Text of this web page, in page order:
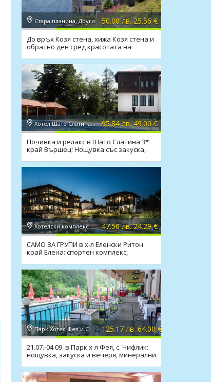
Стара планина, Други 50.00 лв. 25.56 €
До връх Козя стена, хижа Козя стена и
обратно ден сред красотата на
Хотел Шато Слатина, Вършец 95.84 лв. 49.00 €
Почивка и релакс в Шато Слатина 3*
край Вършец! Нощувка със закуска,
вечеря, басейн
Хотелски комплекс Еленски Ритон 2*, Елена 47.50 лв. 24.29 €
САМО ЗА ГРУПИ в х-л Еленски Ритон
край Елена: спортен комплекс,
закуска, вечеря, басейни
Парк Хотел Фея и СПА 3*, Троян 125.17 лв. 64.00 €
21.07.-04.09. в Парк х-л Фея, с. Чифлик:
нощувка, закуска и вечеря, минерални
басейни, СПА